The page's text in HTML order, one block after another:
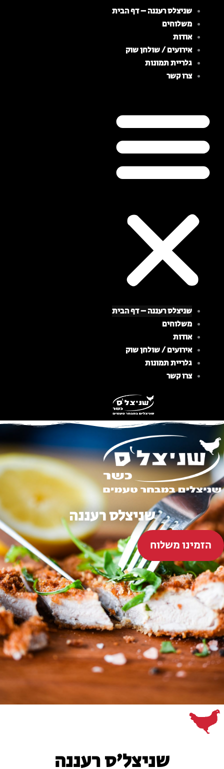
שניצלס רעננה – דף הבית
משלוחים
אודות
אירועים / שולחן שוק
גלריית תמונות
צרו קשר
שניצלס רעננה – דף הבית
משלוחים
אודות
אירועים / שולחן שוק
גלריית תמונות
צרו קשר
שניצלס רעננה
הזמינו משלוח
שניצל'ס רעננה